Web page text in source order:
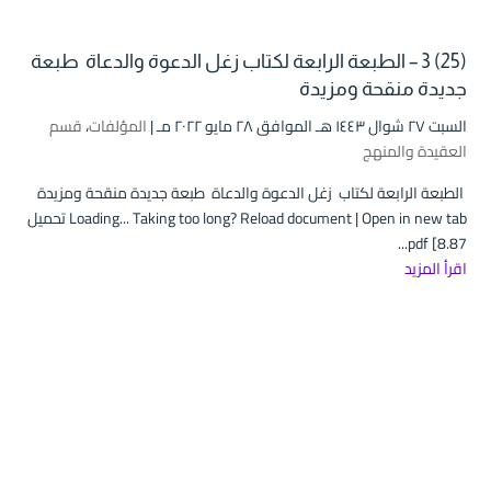
(25) 3 – الطبعة الرابعة لكتاب زغل الدعوة والدعاة طبعة
جديدة منقحة ومزيدة
السبت ۲۷ شوال ۱٤٤۳ هـ الموافق ۲۸ مايو ۲۰۲۲ مـ | المؤلفات،قسم
العقيدة والمنهج
الطبعة الرابعة لكتاب زغل الدعوة والدعاة طبعة جديدة منقحة ومزيدة
Loading... Taking too long? Reload document | Open in new tab تحميل
pdf [8.87...
اقرأ المزيد